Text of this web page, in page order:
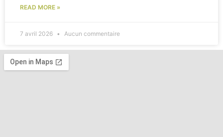
READ MORE »
7 avril 2026 Aucun commentaire